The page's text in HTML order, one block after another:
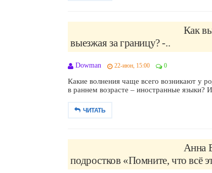
Как
выезжая за границу? -..
Dowman 22-июн, 15:00 0
Какие волнения чаще всего возникают у
в раннем возрасте – иностранные языки?
ЧИТАТЬ
Анна
подростков «Помните, что всё